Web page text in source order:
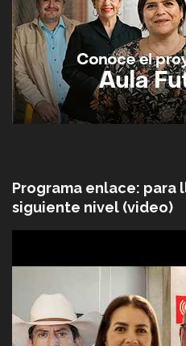
Programa enlace: para
siguiente nivel (video)